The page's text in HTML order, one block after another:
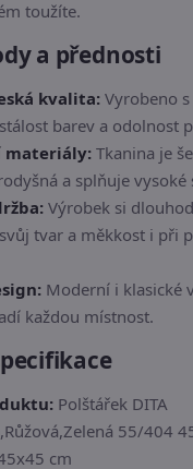
toužíte.
a přednosti
kvalita: Vyrobeno
barev a odolnost
materiály: Tkanina je
a splňuje vysoké
Výrobek si
tvar a měkkost i při
Moderní i klasické
každou místnost.
Polštářek DITA
55/404
cm